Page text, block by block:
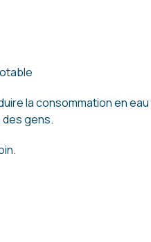
la consommation en
gens.